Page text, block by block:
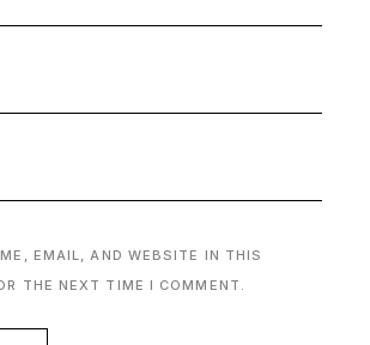
EMAIL, AND WEBSITE IN THIS
THE NEXT TIME I COMMENT.